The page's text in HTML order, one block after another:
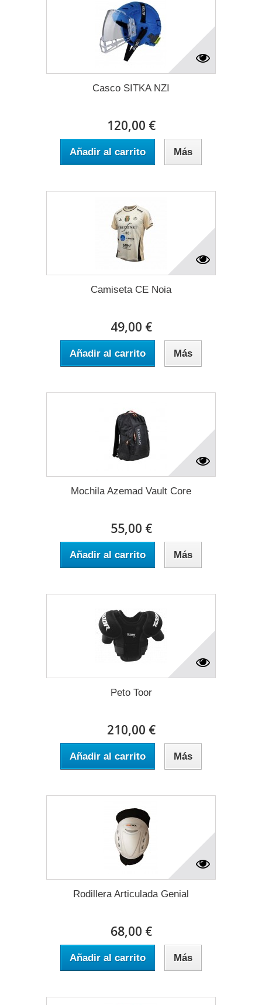
Casco SITKA NZI
120,00 €
Añadir al carrito Más
Camiseta CE Noia
49,00 €
Añadir al carrito Más
Mochila Azemad Vault Core
55,00 €
Añadir al carrito Más
Peto Toor
210,00 €
Añadir al carrito Más
Rodillera Articulada Genial
68,00 €
Añadir al carrito Más